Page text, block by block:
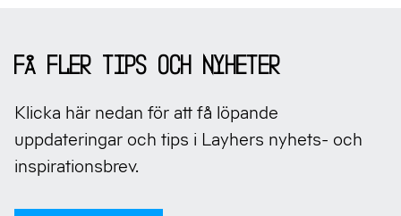
Få fler tips och nyheter
Klicka här nedan för att få löpande
uppdateringar och tips i Layhers nyhets- och
inspirationsbrev.